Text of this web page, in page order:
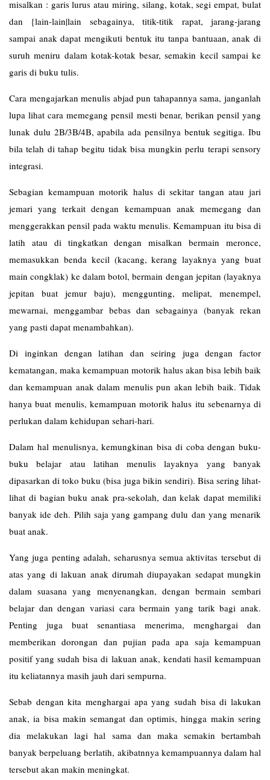
misalkan : garis lurus atau miring, silang, kotak, segi empat, bulat
dan {lain-lain|lain sebagainya, titik-titik rapat, jarang-jarang
sampai anak dapat mengikuti bentuk itu tanpa bantuaan, anak di
suruh meniru dalam kotak-kotak besar, semakin kecil sampai ke
garis di buku tulis.
Cara mengajarkan menulis abjad pun tahapannya sama, janganlah
lupa lihat cara memegang pensil mesti benar, berikan pensil yang
lunak dulu 2B/3B/4B, apabila ada pensilnya bentuk segitiga. Ibu
bila telah di tahap begitu tidak bisa mungkin perlu terapi sensory
integrasi.
Sebagian kemampuan motorik halus di sekitar tangan atau jari
jemari yang terkait dengan kemampuan anak memegang dan
menggerakkan pensil pada waktu menulis. Kemampuan itu bisa di
latih atau di tingkatkan dengan misalkan bermain meronce,
memasukkan benda kecil (kacang, kerang layaknya yang buat
main congklak) ke dalam botol, bermain dengan jepitan (layaknya
jepitan buat jemur baju), menggunting, melipat, menempel,
mewarnai, menggambar bebas dan sebagainya (banyak rekan
yang pasti dapat menambahkan).
Di inginkan dengan latihan dan seiring juga dengan factor
kematangan, maka kemampuan motorik halus akan bisa lebih baik
dan kemampuan anak dalam menulis pun akan lebih baik. Tidak
hanya buat menulis, kemampuan motorik halus itu sebenarnya di
perlukan dalam kehidupan sehari-hari.
Dalam hal menulisnya, kemungkinan bisa di coba dengan buku-
buku belajar atau latihan menulis layaknya yang banyak
dipasarkan di toko buku (bisa juga bikin sendiri). Bisa sering lihat-
lihat di bagian buku anak pra-sekolah, dan kelak dapat memiliki
banyak ide deh. Pilih saja yang gampang dulu dan yang menarik
buat anak.
Yang juga penting adalah, seharusnya semua aktivitas tersebut di
atas yang di lakuan anak dirumah diupayakan sedapat mungkin
dalam suasana yang menyenangkan, dengan bermain sembari
belajar dan dengan variasi cara bermain yang tarik bagi anak.
Penting juga buat senantiasa menerima, menghargai dan
memberikan dorongan dan pujian pada apa saja kemampuan
positif yang sudah bisa di lakuan anak, kendati hasil kemampuan
itu keliatannya masih jauh dari sempurna.
Sebab dengan kita menghargai apa yang sudah bisa di lakukan
anak, ia bisa makin semangat dan optimis, hingga makin sering
dia melakukan lagi hal sama dan maka semakin bertambah
banyak berpeluang berlatih, akibatnnya kemampuannya dalam hal
tersebut akan makin meningkat.